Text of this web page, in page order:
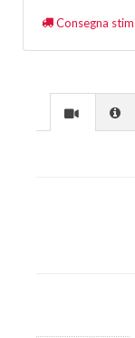
Consegna